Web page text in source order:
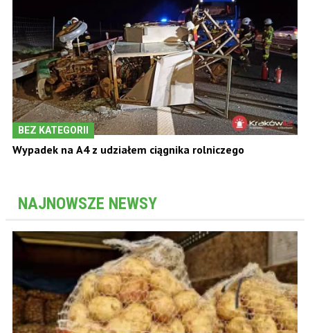
BEZ KATEGORII
Wypadek na A4 z udziałem ciągnika rolniczego
NAJNOWSZE NEWSY